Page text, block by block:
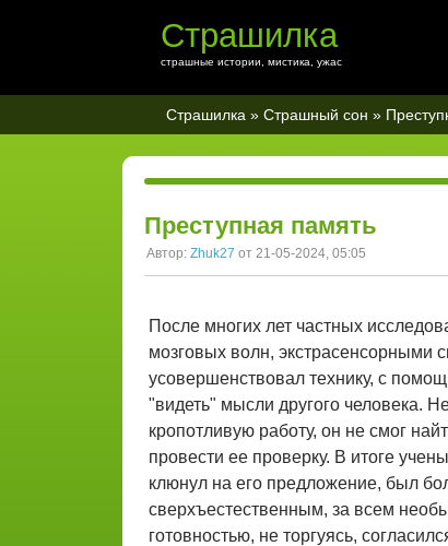
Страшилка
страшные истории, мистика, ужас
Страшилка » Страшный сон »
Преступная память
Автор: Zhuk27 от 21-05-2024, 05:05
После многих лет частных
мозговых волн, экстрасенсорными
усовершенствовал технику, с
"видеть" мысли другого человека.
кропотливую работу, он не смог
провести ее проверку. В итоге
клюнул на его предложение, был
сверхъестественным, за всем
готовностью, не торгуясь,